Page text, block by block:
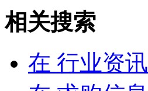
相关搜索
在 行业资讯